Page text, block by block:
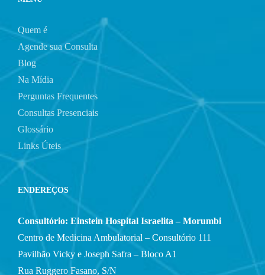
Quem é
Agende sua Consulta
Blog
Na Mídia
Perguntas Frequentes
Consultas Presenciais
Glossário
Links Úteis
ENDEREÇOS
Consultório: Einstein Hospital Israelita – Morumbi
Centro de Medicina Ambulatorial – Consultório 111
Pavilhão Vicky e Joseph Safra – Bloco A1
Rua Ruggero Fasano, S/N